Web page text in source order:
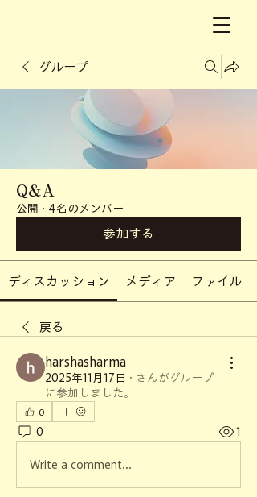
グループ
Q&A
公開 · 4名のメンバー
参加する
ディスカッション メディア ファイル
戻る
harshasharma
2025年11月17日 · さんがグループ
に参加しました。
0
0 1
Write a comment...